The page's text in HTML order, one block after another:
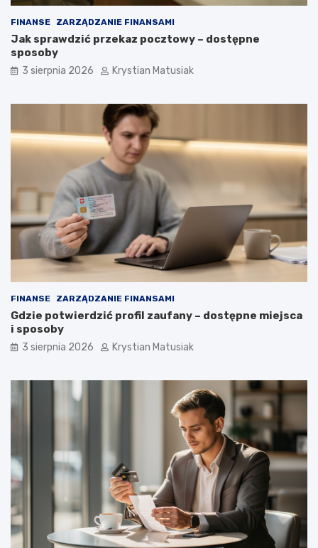
FINANSE ZARZĄDZANIE FINANSAMI
Jak sprawdzić przekaz pocztowy – dostępne
sposoby
3 sierpnia 2026 Krystian Matusiak
FINANSE ZARZĄDZANIE FINANSAMI
Gdzie potwierdzić profil zaufany – dostępne miejsca
i sposoby
3 sierpnia 2026 Krystian Matusiak